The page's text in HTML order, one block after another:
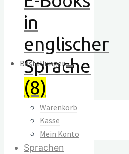
Bestellungen
Warenkorb
Kasse
Mein Konto
in
englischer
Sprache
(8)